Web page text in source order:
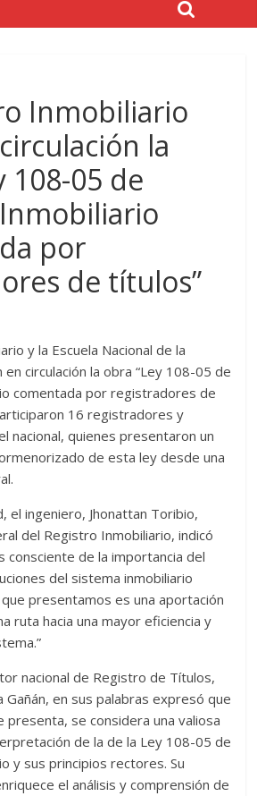
Inmobiliario
la
108-05 de
por
de títulos”
y la Escuela Nacional de la
en circulación la obra “Ley 108-05 de
comentada por registradores de
16 registradores y
nacional, quienes presentaron un
de esta ley desde una
el ingeniero, Jhonattan Toribio,
del Registro Inmobiliario, indicó
consciente de la importancia del
del sistema inmobiliario
presentamos es una aportación
ruta hacia una mayor eficiencia y
nacional de Registro de Títulos,
Gañán, en sus palabras expresó que
presenta, se considera una valiosa
de la de la Ley 108-05 de
y sus principios rectores. Su
el análisis y comprensión de